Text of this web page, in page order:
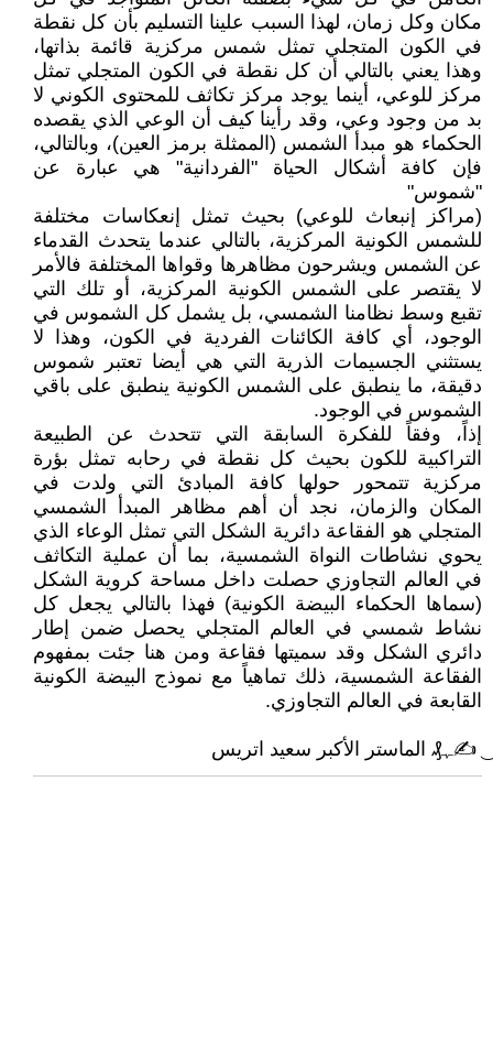
مكان وكل زمان، لهذا السبب علينا التسليم بأن كل نقطة
في الكون المتجلي تمثل شمس مركزية قائمة بذاتها،
وهذا يعني بالتالي أن كل نقطة في الكون المتجلي تمثل
مركز للوعي، أينما يوجد مركز تكاثف للمحتوى الكوني لا
بد من وجود وعي، وقد رأينا كيف أن الوعي الذي يقصده
الحكماء هو مبدأ الشمس (الممثلة برمز العين)، وبالتالي،
فإن كافة أشكال الحياة "الفردانية" هي عبارة عن
"شموس"
(مراكز إنبعاث للوعي) بحيث تمثل إنعكاسات مختلفة
للشمس الكونية المركزية، بالتالي عندما يتحدث القدماء
عن الشمس ويشرحون مظاهرها وقواها المختلفة فالأمر
لا يقتصر على الشمس الكونية المركزية، أو تلك التي
تقبع وسط نظامنا الشمسي، بل يشمل كل الشموس في
الوجود، أي كافة الكائنات الفردية في الكون، وهذا لا
يستثني الجسيمات الذرية التي هي أيضا تعتبر شموس
دقيقة، ما ينطبق على الشمس الكونية ينطبق على باقي
الشموس في الوجود.
إذاً، وفقاً للفكرة السابقة التي تتحدث عن الطبيعة
التراكبية للكون بحيث كل نقطة في رحابه تمثل بؤرة
مركزية تتمحور حولها كافة المبادئ التي ولدت في
المكان والزمان، نجد أن أهم مظاهر المبدأ الشمسي
المتجلي هو الفقاعة دائرية الشكل التي تمثل الوعاء الذي
يحوي نشاطات النواة الشمسية، بما أن عملية التكاثف
في العالم التجاوزي حصلت داخل مساحة كروية الشكل
(سماها الحكماء البيضة الكونية) فهذا بالتالي يجعل كل
نشاط شمسي في العالم المتجلي يحصل ضمن إطار
دائري الشكل وقد سميتها فقاعة ومن هنا جئت بمفهوم
الفقاعة الشمسية، ذلك تماهياً مع نموذج البيضة الكونية
القابعة في العالم التجاوزي.
͜ ✍ﮩ₰ الماستر الأكبر سعيد اتريس